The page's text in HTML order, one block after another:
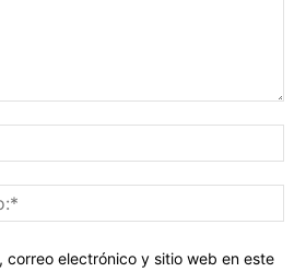
correo electrónico y sitio web en este